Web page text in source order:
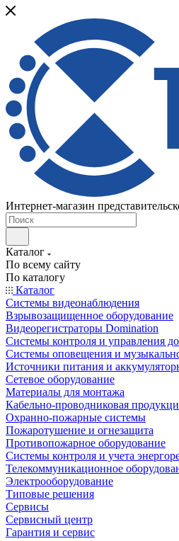
Интернет-магазин
Каталог
По всему сайту
По каталогу
Каталог
Системы видеонаблюдения
Взрывозащищенное оборудование
Видеорегистраторы Domination
Системы контроля и управления
Системы оповещения и
Источники питания и
Сетевое оборудование
Материалы для монтажа
Кабельно-проводниковая
Охранно-пожарные системы
Пожаротушение и огнезащита
Противопожарное оборудование
Системы контроля и учета
Телекоммуникационное
Электрооборудование
Типовые решения
Сервисы
Сервисный центр
Гарантия и сервис